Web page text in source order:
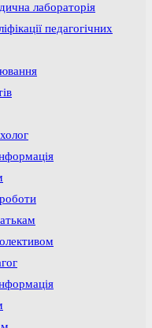
лабораторія
педагогічних